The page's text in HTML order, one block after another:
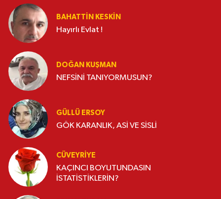
BAHATTIN KESKİN
Hayırlı Evlat !
DOĞAN KUŞMAN
NEFSİNİ TANIYORMUSUN?
GÜLLÜ ERSOY
GÖK KARANLIK, ASİ VE SİSLİ
CÜVEYRIYE
KAÇINCI BOYUTUNDASIN
İSTATİSTİKLERİN?